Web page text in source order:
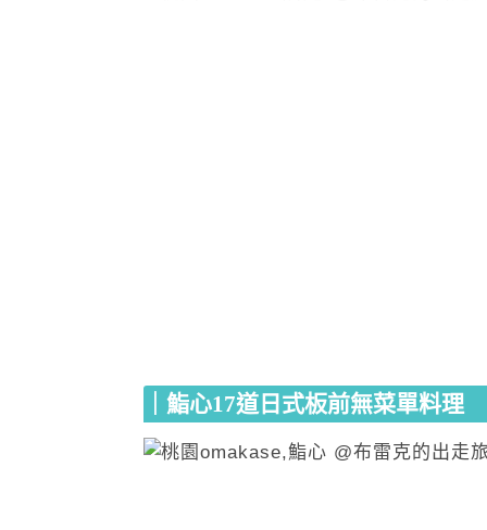
｜鮨心17道日式板前無菜單料理